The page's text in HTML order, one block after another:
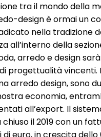
tra il mondo della
design è ormai un
nella tradizione
all’interno della
arredo e design
progettualità vincenti.
arredo design, sono
economia,
all’export. Il
chiuso il 2019 con un